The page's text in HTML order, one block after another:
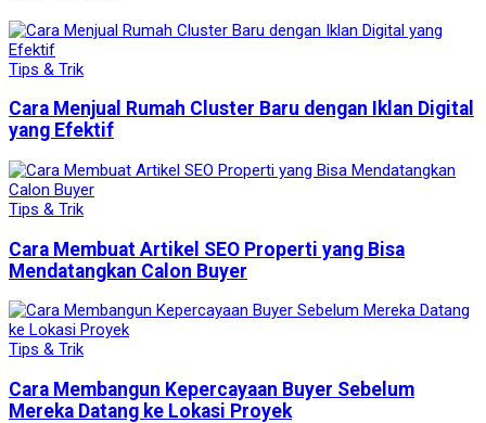
Tips & Trik
Cara Menjual Rumah Cluster Baru dengan Iklan Digital
yang Efektif
Tips & Trik
Cara Membuat Artikel SEO Properti yang Bisa
Mendatangkan Calon Buyer
Tips & Trik
Cara Membangun Kepercayaan Buyer Sebelum
Mereka Datang ke Lokasi Proyek